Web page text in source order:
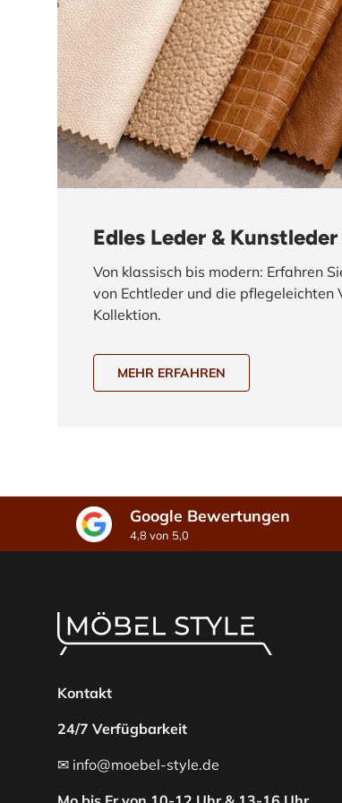
Edles Leder & Kunstleder
Von klassisch bis modern: Erfahren
von Echtleder und die pflegeleichten
Kollektion.
MEHR ERFAHREN
Google Bewertungen
4,8 von 5,0
Kontakt
24/7 Verfügbarkeit
✉ info@moebel-style.de